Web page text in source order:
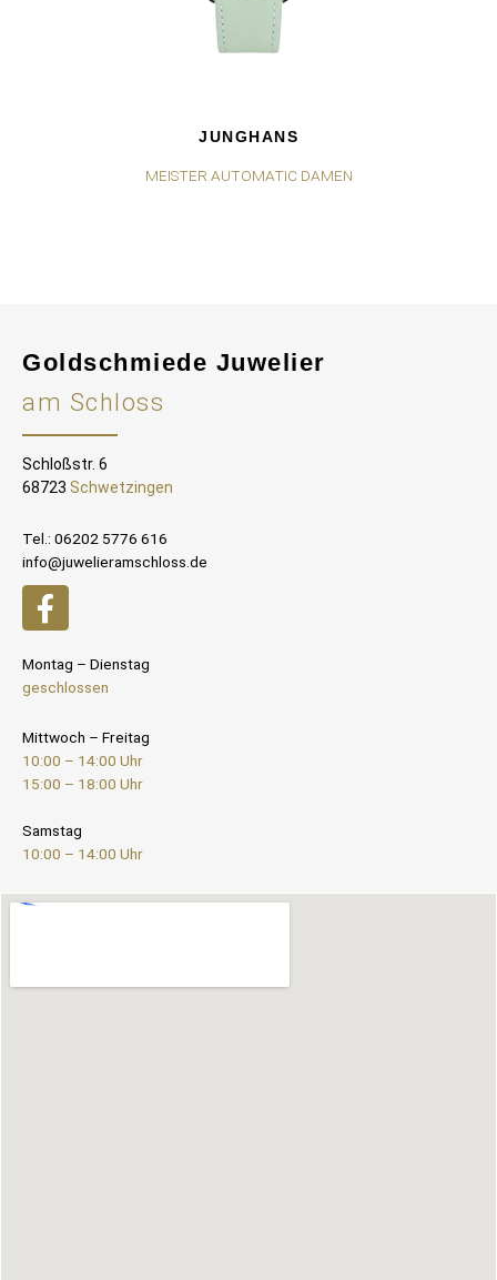
JUNGHANS
MEISTER AUTOMATIC DAMEN
Goldschmiede Juwelier
am Schloss
Schloßstr. 6
68723 Schwetzingen
Tel.: 06202 5776 616
info@juwelieramschloss.de
Montag – Dienstag
geschlossen
Mittwoch – Freitag
10:00 – 14:00 Uhr
15:00 – 18:00 Uhr
Samstag
10:00 – 14:00 Uhr